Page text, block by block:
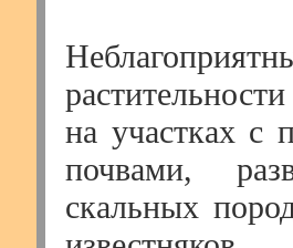
на участках
почвами,
скальных